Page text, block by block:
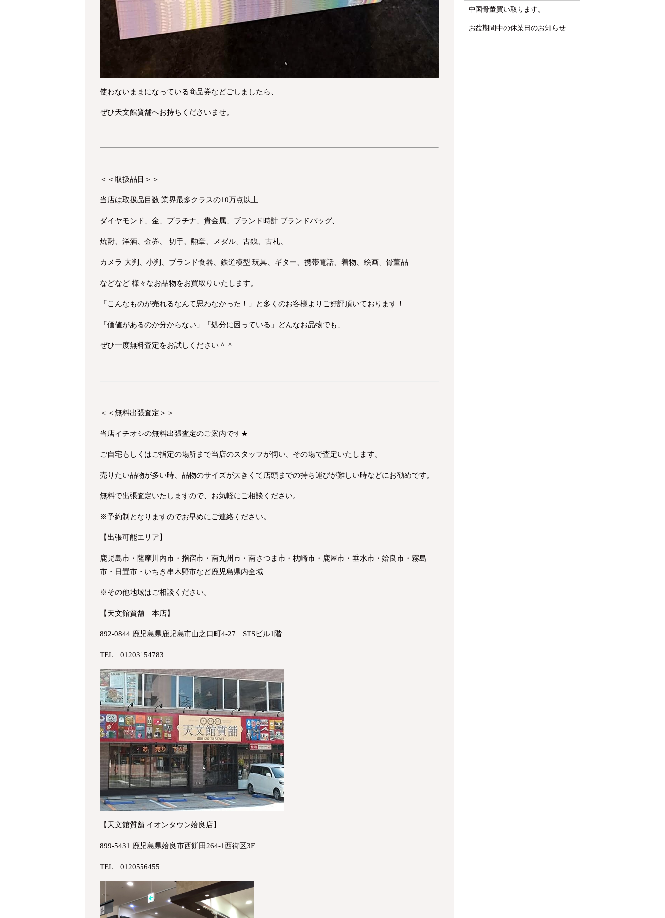
使わないままになっている商品券などごしましたら、
ぜひ天文館質舗へお持ちくださいませ。
＜＜取扱品目＞＞
当店は取扱品目数 業界最多クラスの10万点以上
ダイヤモンド、金、プラチナ、貴金属、ブランド時計 ブランドバッグ、
焼酎、洋酒、金券、 切手、勲章、メダル、古銭、古札、
カメラ 大判、小判、ブランド食器、鉄道模型 玩具、ギター、携帯電話、着物、絵画、骨董品
などなど 様々なお品物をお買取りいたします。
「こんなものが売れるなんて思わなかった！」と多くのお客様よりご好評頂いております！
「価値があるのか分からない」「処分に困っている」どんなお品物でも、
ぜひ一度無料査定をお試しください＾＾
＜＜無料出張査定＞＞
当店イチオシの無料出張査定のご案内です★
ご自宅もしくはご指定の場所まで当店のスタッフが伺い、その場で査定いたします。
売りたい品物が多い時、品物のサイズが大きくて店頭までの持ち運びが難しい時などにお勧めです。
無料で出張査定いたしますので、お気軽にご相談ください。
※予約制となりますのでお早めにご連絡ください。
【出張可能エリア】
鹿児島市・薩摩川内市・指宿市・南九州市・南さつま市・枕崎市・鹿屋市・垂水市・姶良市・霧島
市・日置市・いちき串木野市など鹿児島県内全域
※その他地域はご相談ください。
【天文館質舗 本店】
892-0844 鹿児島県鹿児島市山之口町4-27 STSビル1階
TEL 01203154783
【天文館質舗 イオンタウン姶良店】
899-5431 鹿児島県姶良市西餅田264-1西街区3F
TEL 0120556455
中国骨董買い取ります。
お盆期間中の休業日のお知らせ